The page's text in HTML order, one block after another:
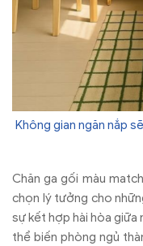
Không gian ngăn nắp
Chăn ga gối màu
chọn lý tưởng cho
sự kết hợp hài hòa giữa
thể biến phòng ngủ